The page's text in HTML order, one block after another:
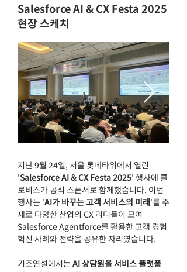
Salesforce AI & CX Festa 2025
현장 스케치
지난 9월 24일, 서울 롯데타워에서 열린
'Salesforce AI & CX Festa 2025' 행사에 클
로비스가 공식 스폰서로 함께했습니다. 이번
행사는 'AI가 바꾸는 고객 서비스의 미래'를 주
제로 다양한 산업의 CX 리더들이 모여
Salesforce Agentforce를 활용한 고객 경험
혁신 사례와 전략을 공유한 자리였습니다.
기조연설에서는 AI 상담원을 서비스 플랫폼